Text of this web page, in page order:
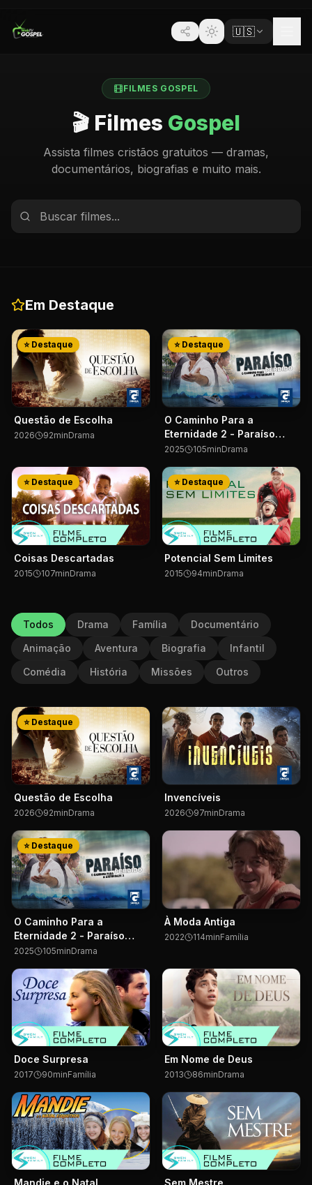
🇺🇸
FILMES GOSPEL
🎬 Filmes Gospel
Assista filmes cristãos gratuitos — dramas,
documentários, biografias e muito mais.
Em Destaque
⭐ Destaque
Questão de Escolha
2026 92minDrama
⭐ Destaque
O Caminho Para a
Eternidade 2 - Paraíso
Perdido
2025 105minDrama
⭐ Destaque
Coisas Descartadas
2015 107minDrama
⭐ Destaque
Potencial Sem Limites
2015 94minDrama
Todos Drama Família
Documentário
Animação
Aventura Biografia
Infantil
Comédia
História Missões Outros
⭐ Destaque
Questão de Escolha
2026 92minDrama
Invencíveis
2026 97minDrama
⭐ Destaque
O Caminho Para a
Eternidade 2 - Paraíso
Perdido
2025 105minDrama
À Moda Antiga
2022 114minFamília
Doce Surpresa
2017 90minFamília
Em Nome de Deus
2013 86minDrama